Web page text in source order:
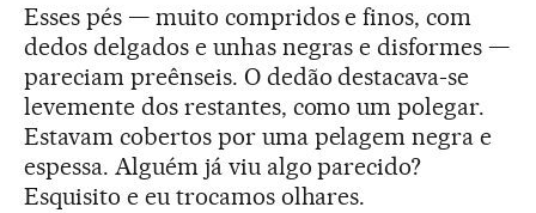
Esses pés — muito compridos e finos, com
dedos delgados e unhas negras e disformes —
pareciam preênseis. O dedão destacava-se
levemente dos restantes, como um polegar.
Estavam cobertos por uma pelagem negra e
espessa. Alguém já viu algo parecido?
Esquisito e eu trocamos olhares.